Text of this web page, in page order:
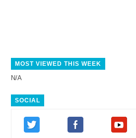
MOST VIEWED THIS WEEK
N/A
SOCIAL